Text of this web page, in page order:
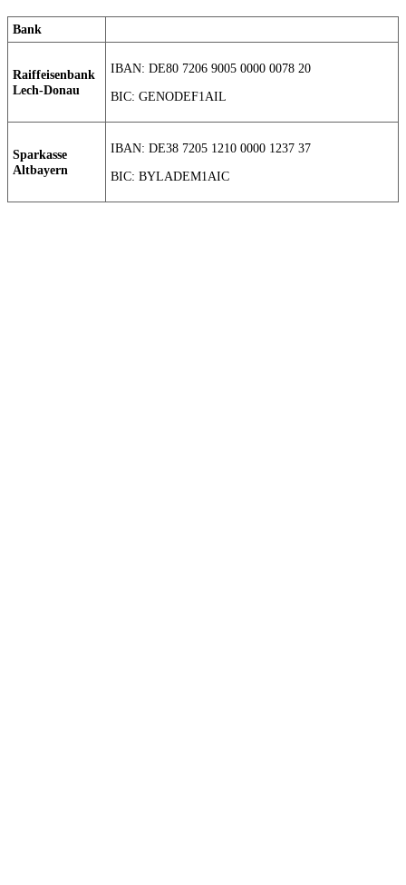
Bank
Raiffeisenbank
Lech-Donau
IBAN: DE80 7206 9005 0000 0078 20
BIC: GENODEF1AIL
Sparkasse
Altbayern
IBAN: DE38 7205 1210 0000 1237 37
BIC: BYLADEM1AIC